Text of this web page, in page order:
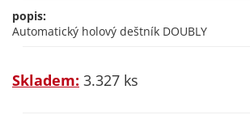
popis:
Automatický holový deštník DOUBLY
Skladem: 3.327 ks